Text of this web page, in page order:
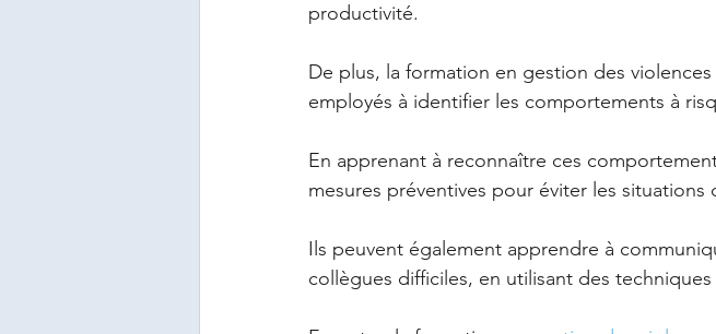
productivité.
De plus, la formation en gestion des
employés à identifier les comportements à
En apprenant à reconnaître ces
mesures préventives pour éviter les situations
Ils peuvent également apprendre à
collègues difficiles, en utilisant des